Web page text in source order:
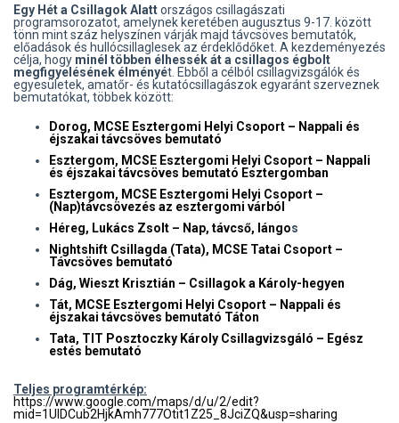
Egy Hét a Csillagok Alattországos csillagászati
programsorozatot, amelynek keretében augusztus 9-17. között
tönn mint száz helyszínen várják majd távcsöves bemutatók,
előadások és hullócsillaglesek az érdeklődőket. A kezdeményezés
célja, hogy minél többen élhessék át a csillagos égbolt
megfigyelésének élményét. Ebből a célból csillagvizsgálók és
egyesületek, amatőr- és kutatócsillagászok egyaránt szerveznek
bemutatókat, többek között:
Dorog, MCSE Esztergomi Helyi Csoport – Nappali és
éjszakai távcsöves bemutató
Esztergom, MCSE Esztergomi Helyi Csoport – Nappali
és éjszakai távcsöves bemutató Esztergomban
Esztergom, MCSE Esztergomi Helyi Csoport –
(Nap)távcsövezés az esztergomi várból
Héreg, Lukács Zsolt – Nap, távcső, lángos
Nightshift Csillagda (Tata), MCSE Tatai Csoport –
Távcsöves bemutató
Dág, Wieszt Krisztián – Csillagok a Károly-hegyen
Tát, MCSE Esztergomi Helyi Csoport – Nappali és
éjszakai távcsöves bemutató Táton
Tata, TIT Posztoczky Károly Csillagvizsgáló – Egész
estés bemutató
Teljes programtérkép:
https://www.google.com/maps/d/u/2/edit?
mid=1UlDCub2HjkAmh777Otit1Z25_8JciZQ&usp=sharing